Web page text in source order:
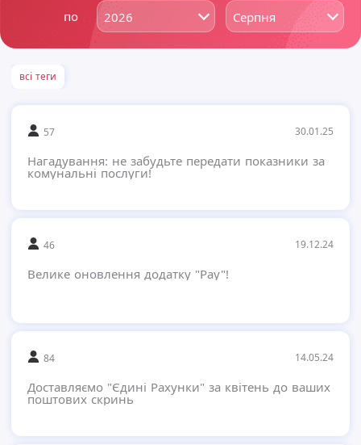
по 2026 Серпня
всі теги
57 30.01.25
Нагадування: не забудьте передати показники за
комунальні послуги!
46 19.12.24
Велике оновлення додатку "Pay"!
84 14.05.24
Доставляємо "Єдині Рахунки" за квітень до ваших
поштових скринь